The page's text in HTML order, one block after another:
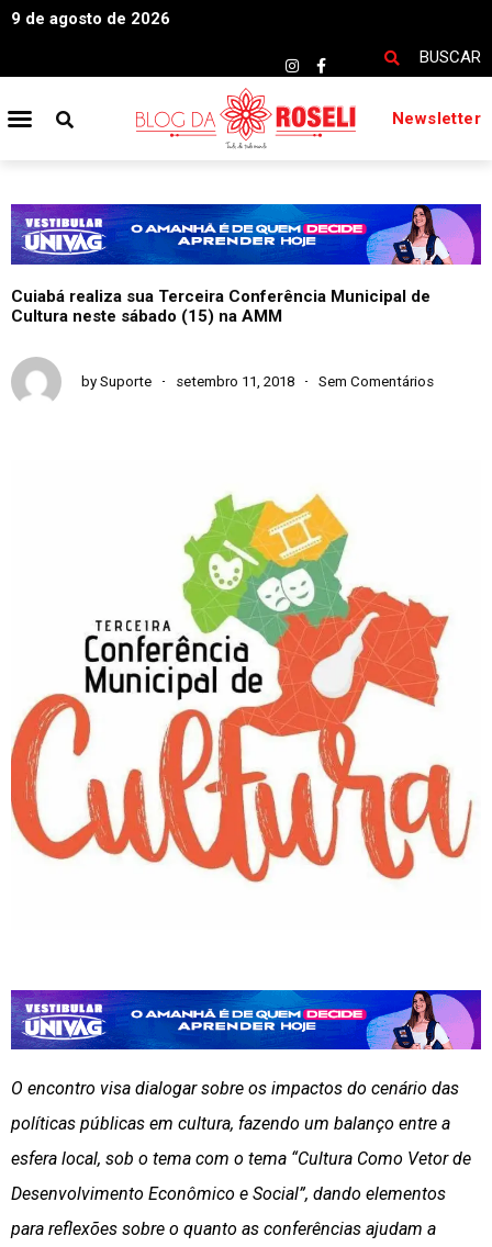
9 de agosto de 2026
BUSCAR
Newsletter
Cuiabá realiza sua Terceira Conferência Municipal de
Cultura neste sábado (15) na AMM
by Suporte setembro 11, 2018 Sem Comentários
O encontro visa dialogar sobre os impactos do cenário das
políticas públicas em cultura, fazendo um balanço entre a
esfera local, sob o tema com o tema “Cultura Como Vetor de
Desenvolvimento Econômico e Social”, dando elementos
para reflexões sobre o quanto as conferências ajudam a